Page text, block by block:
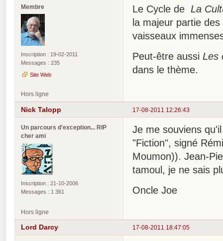
Membre
Inscription : 19-02-2011
Messages : 235
Site Web
Le Cycle de La
la majeur partie
vaisseaux
Peut-être aussi Les
dans le thème.
Hors ligne
17-08-2011 12:26:43
Nick Talopp
Un parcours d'exception... RIP
cher ami
Inscription : 21-10-2006
Messages : 1 361
Je me souviens
"Fiction", signé
Moumon)). Jean-
tamoul, je ne sais
Oncle Joe
Hors ligne
17-08-2011 18:47:05
Lord Darcy